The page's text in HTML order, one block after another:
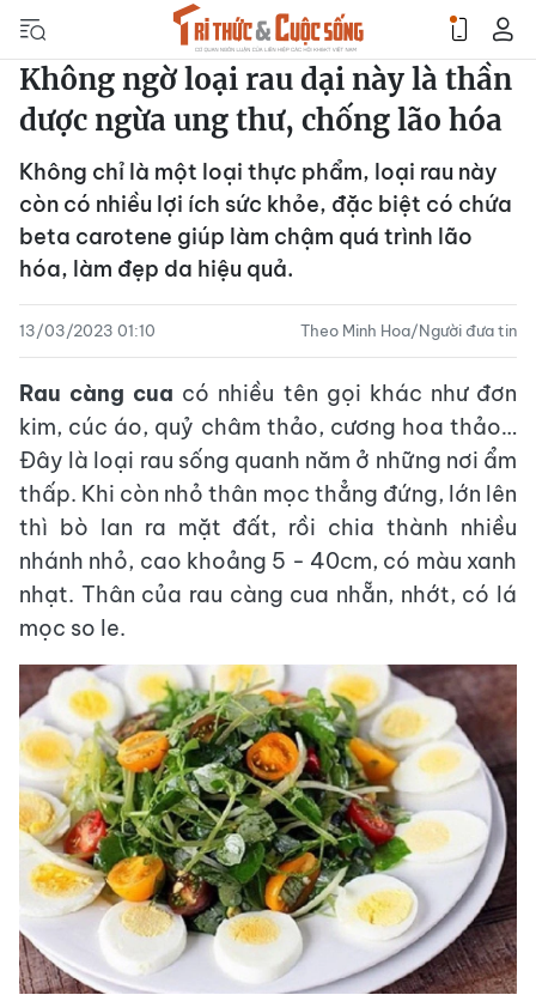
Không ngờ loại rau dại này là thần
dược ngừa ung thư, chống lão hóa
Không chỉ là một loại thực phẩm, loại rau này
còn có nhiều lợi ích sức khỏe, đặc biệt có chứa
beta carotene giúp làm chậm quá trình lão
hóa, làm đẹp da hiệu quả.
13/03/2023 01:10 Theo Minh Hoa/Người đưa tin
Rau càng cua có nhiều tên gọi khác như đơn
kim, cúc áo, quỷ châm thảo, cương hoa thảo…
Đây là loại rau sống quanh năm ở những nơi ẩm
thấp. Khi còn nhỏ thân mọc thẳng đứng, lớn lên
thì bò lan ra mặt đất, rồi chia thành nhiều
nhánh nhỏ, cao khoảng 5 - 40cm, có màu xanh
nhạt. Thân của rau càng cua nhẵn, nhớt, có lá
mọc so le.